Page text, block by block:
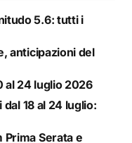
5.6: tutti i
anticipazioni del
al 24 luglio 2026
18 al 24 luglio:
Prima Serata e